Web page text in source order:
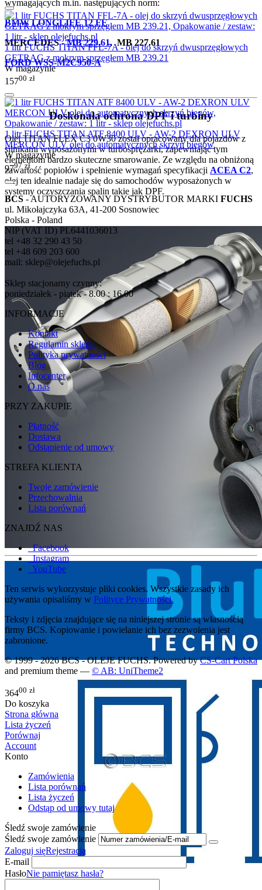
wymagających m.in. następujących norm:
BMW LONGLIFE 12 FE
MERCEDES -MB 229.61, MB 227.61
FORD WSS-M2C950-A
Doskonała ochrona DPF i turbiny
Olej TITAN FLEX C3 0W30 został opracowany dla pojazdów z
silnikami wyposażonymi w turbosprężarki, zapewniając tym
elementom bardzo skuteczne smarowanie. Ze względu na obniżoną
zawartość popiołów i spełnienie wymagań specyfikacji ACEA C2,
olej ten idealnie nadaje się do samochodów wyposażonych w
systemy oczyszczania spalin takie jak DPF.
1 litr FUCHS TITAN FFL-7A - olej do skrzyń dwusprzęgłowych
GETRAG z mokrym sprzęgłem MB 239.21
W magazynie
15700 zł
1 litr FUCHS TITAN ATF 8400 ULV - AW-2 DEXRON ULV
MERCON ULV olej do automatycznych skrzyń biegów
W magazynie
9797 zł
BCS - AUTORYZOWANY DYSTRYBUTOR MARKI FUCHS
ul. Mikołajczyka 63A, 41-200 Sosnowiec
Polska - Poland
NIP (VAT ID) PL6441036013
tel +48 32 290 43 50
tel +48 609 203 600
mail: sklep@olejefuchs.pl
Sklep stacjonarny czynny:
poniedziałek - piątek - 8.00 : 16.00
INFORMACJE
Kontakt
Regulamin sklepu
Polityka prywatności
Blog
Infocenter
O nas
PRZY ZAKUPIE
Płatność
Dostawa
Odstąpienie od umowy
STREFA KLIENTA
Twoje zamówienie
Przechowalnia
Lista porównań
ZNAJDŹ NAS
Facebook
Instagram
YouTube
Ten serwis wykorzystuje pliki cookies. Wszystkie zasady ich
używania opisaliśmy w Polityce Prywatności.
Teksty i zdjęcia znajdujące się na niniejszej stronie są własnością
firmy BCS. Kopiowanie i powielanie ich bez zezwolenia jest
zabronione.
© 1999 - 2026 BCS - OLEJE FUCHS. Powered byCS-Cart Polska
and premium theme — © AB: UniTheme2
36400 zł
Do koszyka
Strona główna
Lista życzeń
Porównaj
Account
Konto
Zamówienia
Lista porównań
Lista życzeń
Odstąp od umowy tutaj
Śledź swoje zamówienie
Śledź swoje zamówienie
Zaloguj sięRejestracja
E-mail
HasłoNie pamiętasz hasła?